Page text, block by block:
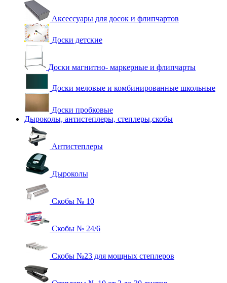
Аксессуары для досок и флипчартов
Доски детские
Доски магнитно- маркерные и флипчарты
Доски меловые и комбинированные школьные
Доски пробковые
Дыроколы, антистеплеры, степлеры,скобы
Антистеплеры
Дыроколы
Скобы № 10
Скобы № 24/6
Скобы №23 для мощных степлеров